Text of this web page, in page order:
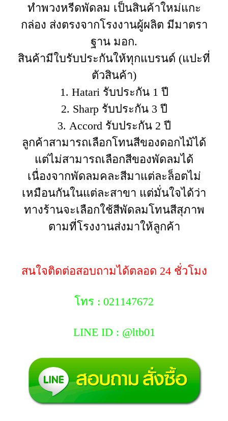
ทำพวงหรีดพัดลม เป็นสินค้าใหม่แกะ
กล่อง ส่งตรงจากโรงงานผู้ผลิต มีมาตรา
ฐาน มอก.
สินค้ามีใบรับประกันให้ทุกแบรนด์ (แปะที่
ตัวสินค้า)
1. Hatari รับประกัน 1 ปี
2. Sharp รับประกัน 3 ปี
3. Accord รับประกัน 2 ปี
ลูกค้าสามารถเลือกโทนสีของดอกไม้ได้
แต่ไม่สามารถเลือกสีของพัดลมได้
เนื่องจากพัดลมคละสีมาแต่ละล็อตไม่
เหมือนกันในแต่ละสาขา แต่มั่นใจได้ว่า
ทางร้านจะเลือกใช้สีพัดลมโทนสีสุภาพ
ตามที่โรงงานส่งมาให้ลูกค้า
สนใจติดต่อสอบถามได้ตลอด 24 ชั่วโมง
โทร : 021147672
LINE ID : @ltb01